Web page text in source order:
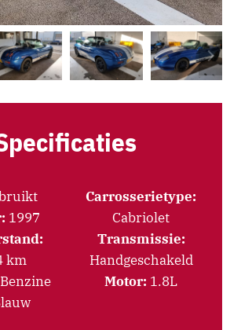
1997
km
Benzine
Carrosserietype:
Cabriolet
Transmissie:
Handgeschakeld
Motor: 1.8L